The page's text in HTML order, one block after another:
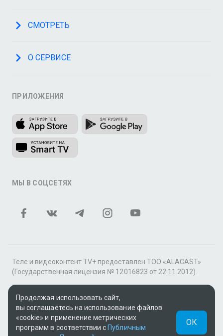
СМОТРЕТЬ
О СЕРВИСЕ
ПРИЛОЖЕНИЯ
МЫ В СОЦСЕТЯХ
Теле и видеоконтент TV+ предоставлен ТОО «ALACAST»
(Государственная лицензия № 12016823 от 22.11.2012).
В рамках услуги «Видео по подписке» для «Пакета
фильмов и сериалов tv+» контент предоставляется
онлайн-кинотеатром MEGOGO.
Поддержка: tvplus@telecom.kz
Продолжая использовать сайт,
вы соглашаетесь на использование файлов
«cookie» и применение метрических
программ в соответствии с Публичным
ОК